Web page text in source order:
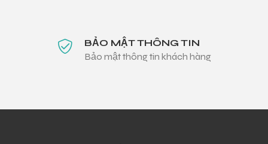
BẢO MẬT THÔNG TIN
Bảo mật thông tin khách hàng